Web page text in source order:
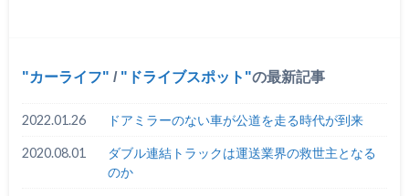
カーライフ / ドライブスポット の最新記事
2022.01.26 ドアミラーのない車が公道を走る時代が到来
2020.08.01
ダブル連結トラックは運送業界の救世主となる
のか